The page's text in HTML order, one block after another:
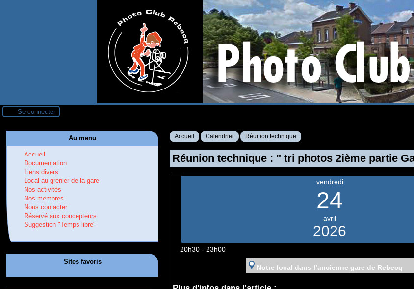
Se connecter
Accueil Calendrier Réunion technique
Réunion technique : " tri photos 2ième partie
vendredi
24
avril
2026
20h30 - 23h00
Notre local dans l’ancienne gare de Rebecq
Au menu
Accueil
Documentation
Liens divers
Local au grenier de la gare
Nos activités
Nos membres
Nous contacter
Réservé aux concepteurs
Suggestion "Temps libre"
Sites favoris